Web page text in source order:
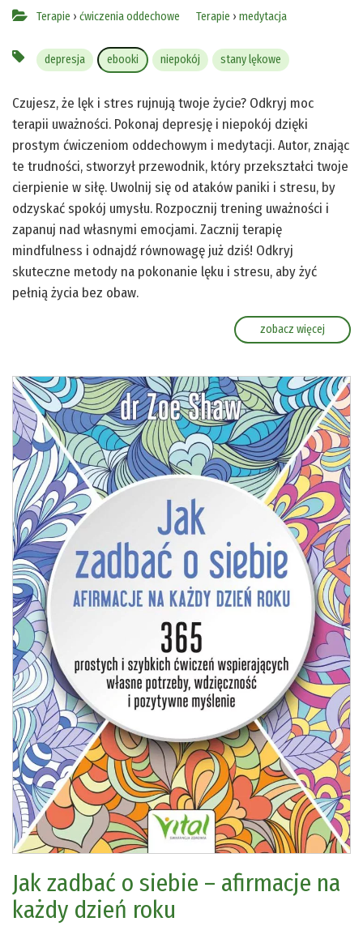
Terapie › ćwiczenia oddechowe Terapie › medytacja
depresja ebooki niepokój stany lękowe
Czujesz, że lęk i stres rujnują twoje życie? Odkryj moc
terapii uważności. Pokonaj depresję i niepokój dzięki
prostym ćwiczeniom oddechowym i medytacji. Autor, znając
te trudności, stworzył przewodnik, który przekształci twoje
cierpienie w siłę. Uwolnij się od ataków paniki i stresu, by
odzyskać spokój umysłu. Rozpocznij trening uważności i
zapanuj nad własnymi emocjami. Zacznij terapię
mindfulness i odnajdź równowagę już dziś! Odkryj
skuteczne metody na pokonanie lęku i stresu, aby żyć
pełnią życia bez obaw.
zobacz więcej
Jak zadbać o siebie – afirmacje na
każdy dzień roku